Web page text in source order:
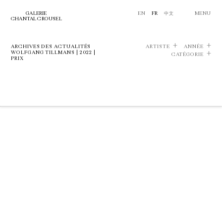
GALERIE
CHANTAL CROUSEL
EN FR 中文 MENU
ARCHIVES DES ACTUALITÉS
WOLFGANG TILLMANS | 2022 |
PRIX
ARTISTE
ANNÉE
CATÉGORIE